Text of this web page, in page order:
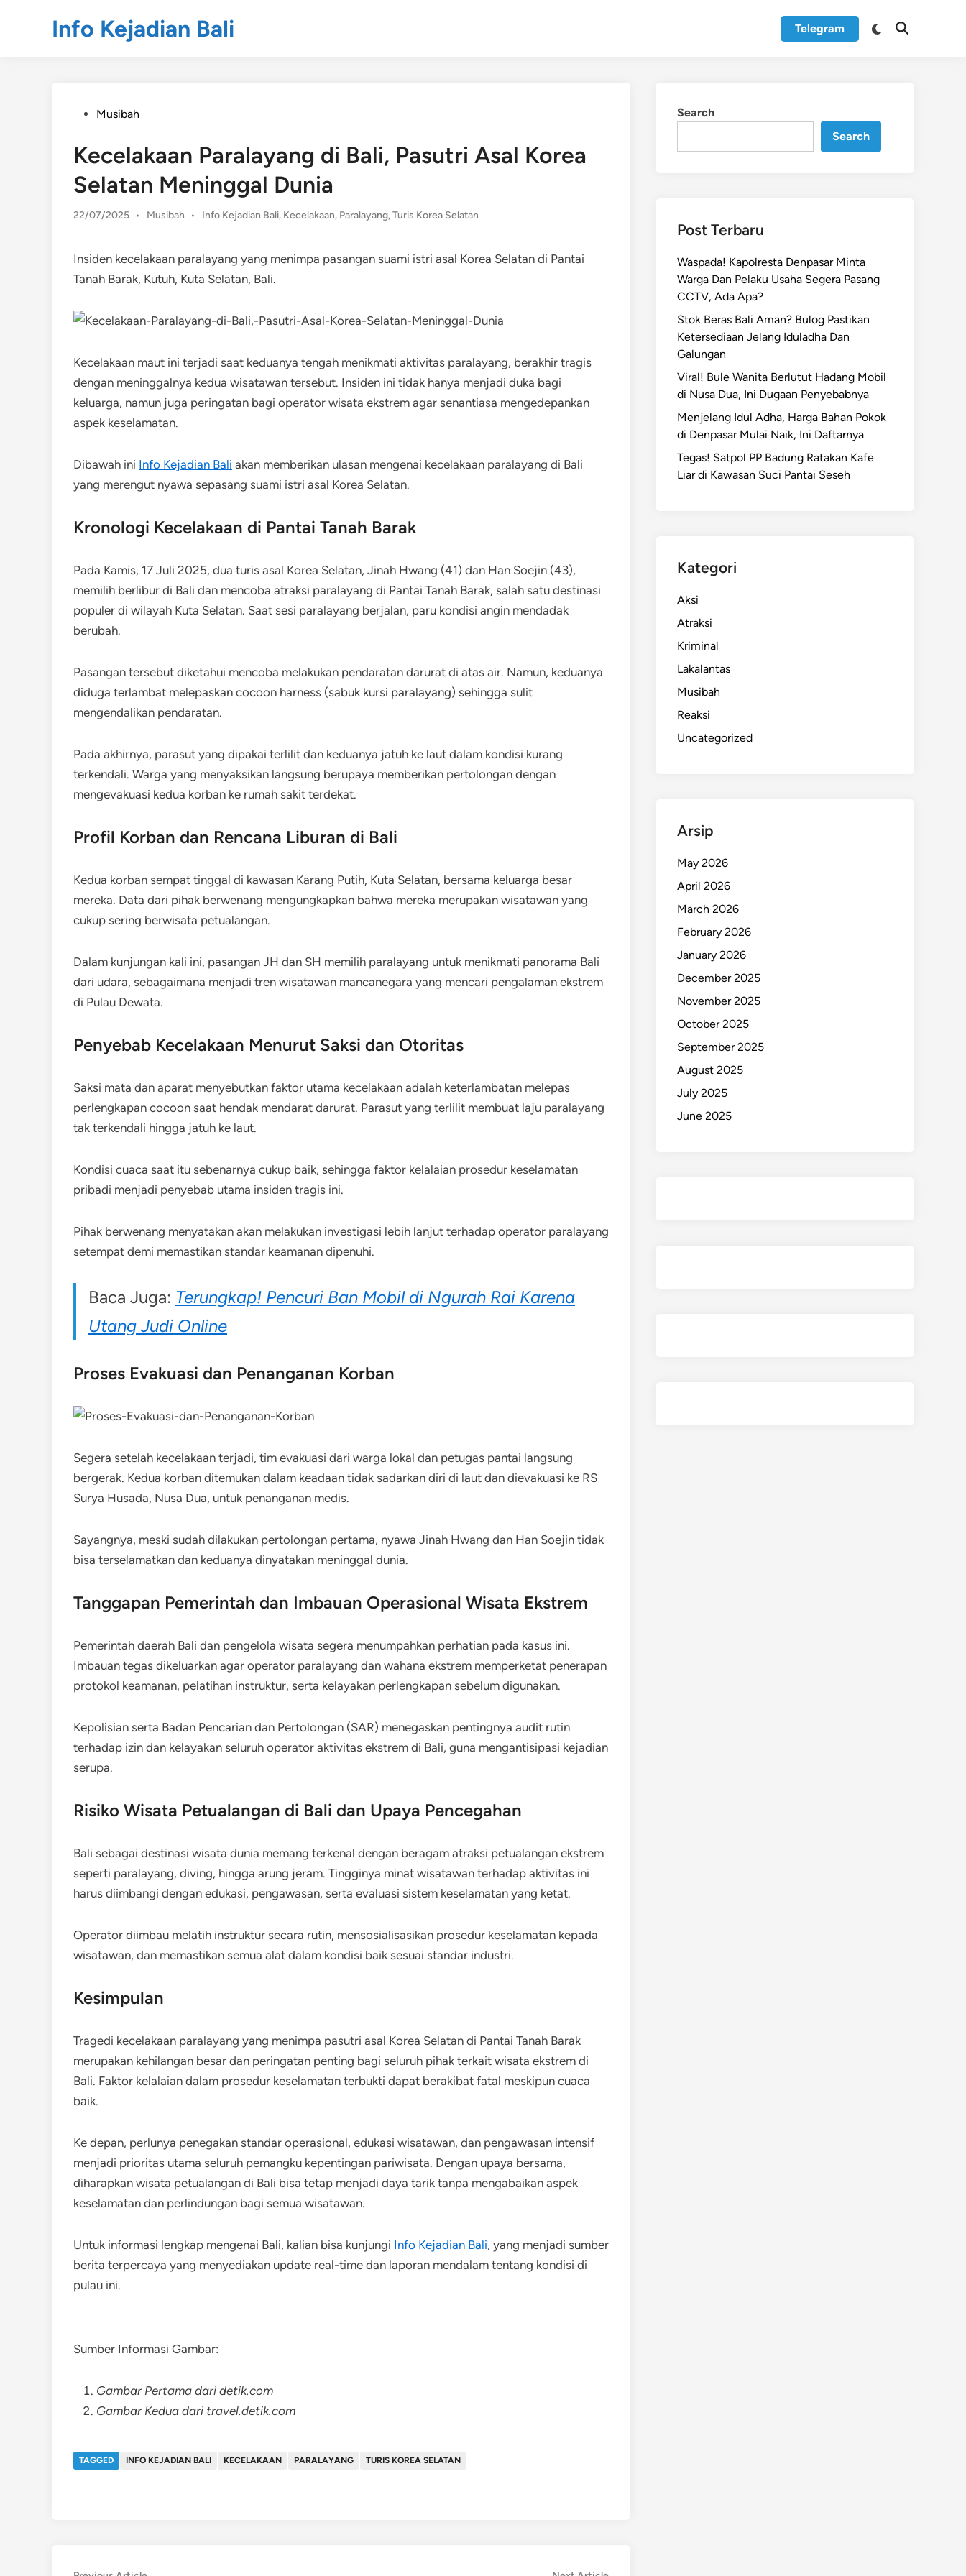
Info Kejadian Bali Telegram
Switch
Open
PostedMusibah
Kecelakaan Paralayang di Bali, Pasutri Asal Korea
Selatan Meninggal Dunia
22/07/2025 •
Posted
Musibah • Info Kejadian Bali, Kecelakaan, Paralayang,Turis Korea Selatan
Insiden kecelakaan paralayang yang menimpa pasangan suami istri asal Korea Selatan di Pantai
Tanah Barak, Kutuh, Kuta Selatan, Bali.
Kecelakaan maut ini terjadi saat keduanya tengah menikmati aktivitas paralayang, berakhir tragis
dengan meninggalnya kedua wisatawan tersebut. Insiden ini tidak hanya menjadi duka bagi
keluarga, namun juga peringatan bagi operator wisata ekstrem agar senantiasa mengedepankan
aspek keselamatan.
Dibawah ini Info Kejadian Bali akan memberikan ulasan mengenai kecelakaan paralayang di Bali
yang merengut nyawa sepasang suami istri asal Korea Selatan.
Kronologi Kecelakaan di Pantai Tanah Barak
Pada Kamis, 17 Juli 2025, dua turis asal Korea Selatan, Jinah Hwang (41) dan Han Soejin (43),
memilih berlibur di Bali dan mencoba atraksi paralayang di Pantai Tanah Barak, salah satu destinasi
populer di wilayah Kuta Selatan. Saat sesi paralayang berjalan, paru kondisi angin mendadak
berubah.
Pasangan tersebut diketahui mencoba melakukan pendaratan darurat di atas air. Namun, keduanya
diduga terlambat melepaskan cocoon harness (sabuk kursi paralayang) sehingga sulit
mengendalikan pendaratan.
Pada akhirnya, parasut yang dipakai terlilit dan keduanya jatuh ke laut dalam kondisi kurang
terkendali. Warga yang menyaksikan langsung berupaya memberikan pertolongan dengan
mengevakuasi kedua korban ke rumah sakit terdekat.
Profil Korban dan Rencana Liburan di Bali
Kedua korban sempat tinggal di kawasan Karang Putih, Kuta Selatan, bersama keluarga besar
mereka. Data dari pihak berwenang mengungkapkan bahwa mereka merupakan wisatawan yang
cukup sering berwisata petualangan.
Dalam kunjungan kali ini, pasangan JH dan SH memilih paralayang untuk menikmati panorama Bali
dari udara, sebagaimana menjadi tren wisatawan mancanegara yang mencari pengalaman ekstrem
di Pulau Dewata.
Penyebab Kecelakaan Menurut Saksi dan Otoritas
Saksi mata dan aparat menyebutkan faktor utama kecelakaan adalah keterlambatan melepas
perlengkapan cocoon saat hendak mendarat darurat. Parasut yang terlilit membuat laju paralayang
tak terkendali hingga jatuh ke laut.
Kondisi cuaca saat itu sebenarnya cukup baik, sehingga faktor kelalaian prosedur keselamatan
pribadi menjadi penyebab utama insiden tragis ini.
Pihak berwenang menyatakan akan melakukan investigasi lebih lanjut terhadap operator paralayang
setempat demi memastikan standar keamanan dipenuhi.
Baca Juga: Terungkap! Pencuri Ban Mobil di Ngurah Rai Karena
Utang Judi Online
Proses Evakuasi dan Penanganan Korban
Segera setelah kecelakaan terjadi, tim evakuasi dari warga lokal dan petugas pantai langsung
bergerak. Kedua korban ditemukan dalam keadaan tidak sadarkan diri di laut dan dievakuasi ke RS
Surya Husada, Nusa Dua, untuk penanganan medis.
Sayangnya, meski sudah dilakukan pertolongan pertama, nyawa Jinah Hwang dan Han Soejin tidak
bisa terselamatkan dan keduanya dinyatakan meninggal dunia.
Tanggapan Pemerintah dan Imbauan Operasional Wisata Ekstrem
Pemerintah daerah Bali dan pengelola wisata segera menumpahkan perhatian pada kasus ini.
Imbauan tegas dikeluarkan agar operator paralayang dan wahana ekstrem memperketat penerapan
protokol keamanan, pelatihan instruktur, serta kelayakan perlengkapan sebelum digunakan.
Kepolisian serta Badan Pencarian dan Pertolongan (SAR) menegaskan pentingnya audit rutin
terhadap izin dan kelayakan seluruh operator aktivitas ekstrem di Bali, guna mengantisipasi kejadian
serupa.
Risiko Wisata Petualangan di Bali dan Upaya Pencegahan
Bali sebagai destinasi wisata dunia memang terkenal dengan beragam atraksi petualangan ekstrem
seperti paralayang, diving, hingga arung jeram. Tingginya minat wisatawan terhadap aktivitas ini
harus diimbangi dengan edukasi, pengawasan, serta evaluasi sistem keselamatan yang ketat.
Operator diimbau melatih instruktur secara rutin, mensosialisasikan prosedur keselamatan kepada
wisatawan, dan memastikan semua alat dalam kondisi baik sesuai standar industri.
Kesimpulan
Tragedi kecelakaan paralayang yang menimpa pasutri asal Korea Selatan di Pantai Tanah Barak
merupakan kehilangan besar dan peringatan penting bagi seluruh pihak terkait wisata ekstrem di
Bali. Faktor kelalaian dalam prosedur keselamatan terbukti dapat berakibat fatal meskipun cuaca
baik.
Ke depan, perlunya penegakan standar operasional, edukasi wisatawan, dan pengawasan intensif
menjadi prioritas utama seluruh pemangku kepentingan pariwisata. Dengan upaya bersama,
diharapkan wisata petualangan di Bali bisa tetap menjadi daya tarik tanpa mengabaikan aspek
keselamatan dan perlindungan bagi semua wisatawan.
Untuk informasi lengkap mengenai Bali, kalian bisa kunjungi Info Kejadian Bali, yang menjadi sumber
berita terpercaya yang menyediakan update real-time dan laporan mendalam tentang kondisi di
pulau ini.
Sumber Informasi Gambar:
Gambar Pertama dari detik.com
Gambar Kedua dari travel.detik.com
TAGGED INFO KEJADIAN BALI KECELAKAAN PARALAYANG TURIS KOREA SELATAN
Search
Search
Post Terbaru
Waspada! Kapolresta Denpasar Minta
Warga Dan Pelaku Usaha Segera Pasang
CCTV, Ada Apa?
Stok Beras Bali Aman? Bulog Pastikan
Ketersediaan Jelang Iduladha Dan
Galungan
Viral! Bule Wanita Berlutut Hadang Mobil
di Nusa Dua, Ini Dugaan Penyebabnya
Menjelang Idul Adha, Harga Bahan Pokok
di Denpasar Mulai Naik, Ini Daftarnya
Tegas! Satpol PP Badung Ratakan Kafe
Liar di Kawasan Suci Pantai Seseh
Kategori
Aksi
Atraksi
Kriminal
Lakalantas
Musibah
Reaksi
Uncategorized
Arsip
May 2026
April 2026
March 2026
February 2026
January 2026
December 2025
November 2025
October 2025
September 2025
August 2025
July 2025
June 2025